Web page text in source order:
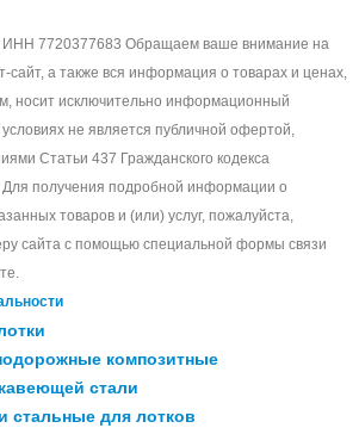
7720377683 Обращаем ваше внимание на
сайт, а также вся информация о товарах и ценах,
носит исключительно информационный
не является публичной офертой,
Статьи 437 Гражданского кодекса
Для получения подробной информации о
товаров и (или) услуг, пожалуйста,
сайта с помощью специальной формы связи
композитные
стали
стальные для лотков